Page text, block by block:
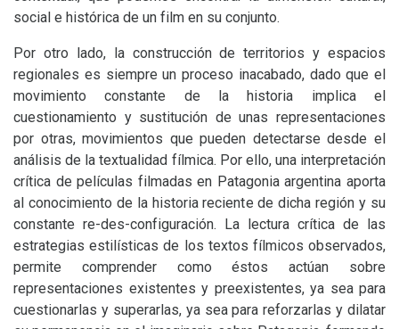
social e histórica de un film en su conjunto.
Por otro lado, la construcción de territorios y espacios
regionales es siempre un proceso inacabado, dado que el
movimiento constante de la historia implica el
cuestionamiento y sustitución de unas representaciones
por otras, movimientos que pueden detectarse desde el
análisis de la textualidad fílmica. Por ello, una interpretación
crítica de películas filmadas en Patagonia argentina aporta
al conocimiento de la historia reciente de dicha región y su
constante re-des-configuración. La lectura crítica de las
estrategias estilísticas de los textos fílmicos observados,
permite comprender como éstos actúan sobre
representaciones existentes y preexistentes, ya sea para
cuestionarlas y superarlas, ya sea para reforzarlas y dilatar